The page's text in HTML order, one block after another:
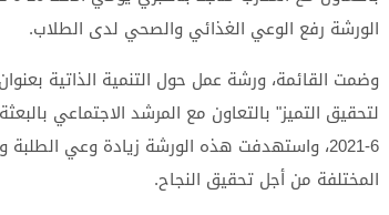
الورشة رفع الوعي الغذائي والصحي لدى الطلاب.
وضمت القائمة، ورشة عمل حول التنمية الذاتية
6-2021، واستهدفت هذه الورشة زيادة وعي
المختلفة من أجل تحقيق النجاح.